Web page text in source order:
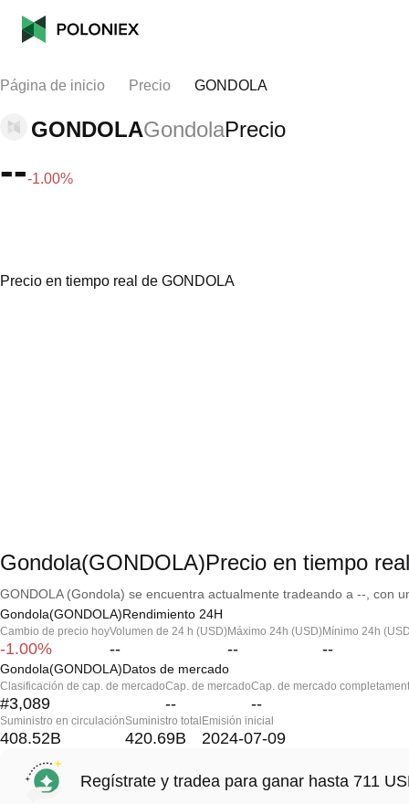
Página de inicio Precio GONDOLA
GONDOLAGondolaPrecio
---1.00%
Precio en tiempo real de GONDOLA
Gondola(GONDOLA)Precio en tiempo real
GONDOLA (Gondola) se encuentra actualmente tradeando a --, con
Gondola(GONDOLA)Rendimiento 24H
Cambio de precio hoy
-1.00%
Volumen de 24 h (USD)
--
Máximo 24h (USD)
--
Mínimo 24h
--
Gondola(GONDOLA)Datos de mercado
Clasificación de cap. de mercado
#3,089
Cap. de mercado
--
Cap. de mercado
--
Suministro en circulación
408.52B
Suministro total
420.69B
Emisión inicial
2024-07-09
Regístrate y tradea para ganar hasta 711